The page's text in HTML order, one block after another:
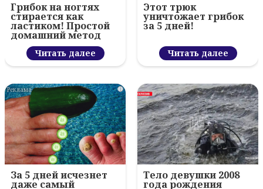
Грибок на ногтях
стирается как
ластиком! Простой
домашний метод
Читать далее
Этот трюк
уничтожает грибок
за 5 дней!
Читать далее
i
За 5 дней исчезнет
даже самый
Тело девушки 2008
года рождения